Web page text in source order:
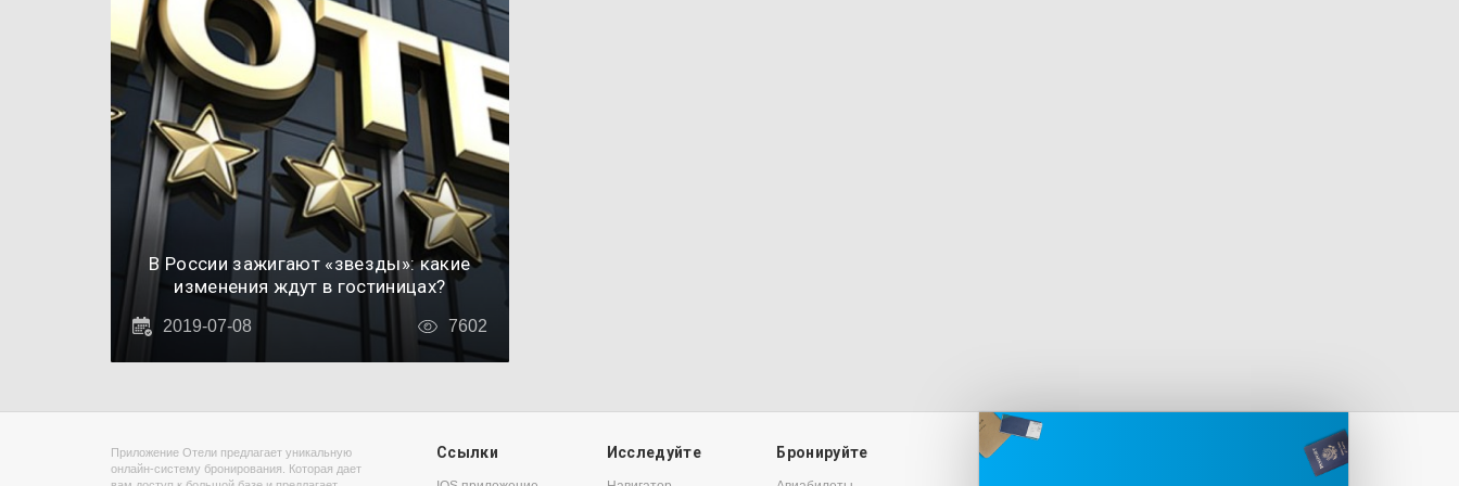
В России зажигают «звезды»: какие
изменения ждут в гостиницах?
2019-07-08 7602
Приложение Отели предлагает уникальную
онлайн-систему бронирования. Которая дает
Ссылки Исследуйте Бронируйте